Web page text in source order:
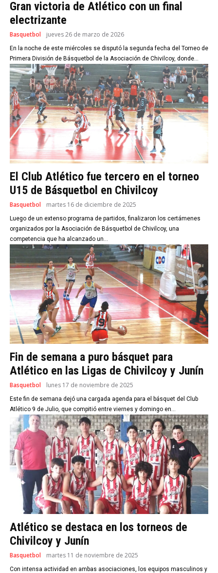
Gran victoria de Atlético con un final
electrizante
Basquetbol jueves 26 de marzo de 2026
En la noche de este miércoles se disputó la segunda fecha del Torneo de
Primera División de Básquetbol de la Asociación de Chivilcoy, donde...
El Club Atlético fue tercero en el torneo
U15 de Básquetbol en Chivilcoy
Basquetbol martes 16 de diciembre de 2025
Luego de un extenso programa de partidos, finalizaron los certámenes
organizados por la Asociación de Básquetbol de Chivilcoy, una
competencia que ha alcanzado un...
Fin de semana a puro básquet para
Atlético en las Ligas de Chivilcoy y Junín
Basquetbol lunes 17 de noviembre de 2025
Este fin de semana dejó una cargada agenda para el básquet del Club
Atlético 9 de Julio, que compitió entre viernes y domingo en...
Atlético se destaca en los torneos de
Chivilcoy y Junín
Basquetbol martes 11 de noviembre de 2025
Con intensa actividad en ambas asociaciones, los equipos masculinos y